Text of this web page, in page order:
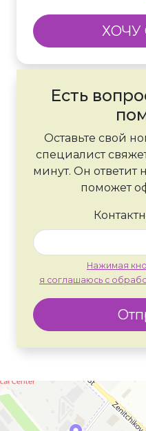
ХОЧУ
Есть
Оставьте свой
специалист
минут. Он ответит
поможет
Нажимая
я соглашаюсь с
Москва
Яндекс Карты — транспорт,